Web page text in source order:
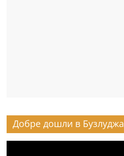
Добре дошли в Бузлуджа